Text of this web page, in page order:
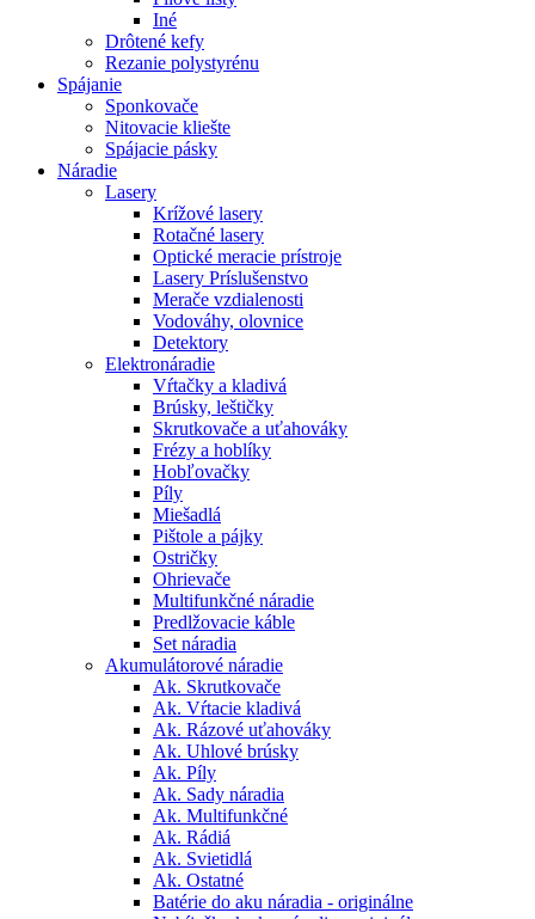
Iné
Drôtené kefy
Rezanie polystyrénu
Spájanie
Sponkovače
Nitovacie kliešte
Spájacie pásky
Náradie
Lasery
Krížové lasery
Rotačné lasery
Optické meracie prístroje
Lasery Príslušenstvo
Merače vzdialenosti
Vodováhy, olovnice
Detektory
Elektronáradie
Vŕtačky a kladivá
Brúsky, leštičky
Skrutkovače a uťahováky
Frézy a hoblíky
Hobľovačky
Píly
Miešadlá
Pištole a pájky
Ostričky
Ohrievače
Multifunkčné náradie
Predlžovacie káble
Set náradia
Akumulátorové náradie
Ak. Skrutkovače
Ak. Vŕtacie kladivá
Ak. Rázové uťahováky
Ak. Uhlové brúsky
Ak. Píly
Ak. Sady náradia
Ak. Multifunkčné
Ak. Rádiá
Ak. Svietidlá
Ak. Ostatné
Batérie do aku náradia - originálne